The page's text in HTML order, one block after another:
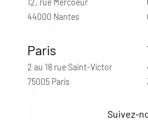
44000 Nantes
Paris
2 au 18 rue Saint-Victor
75005 Paris
Suivez-